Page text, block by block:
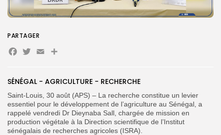
Search
for:
FR
SÉNÉGAL - AGRICULTURE - RECHERCHE
Saint-Louis, 30 août (APS) – La recherche constitue un levier
essentiel pour le développement de l’agriculture au Sénégal, a
rappelé vendredi Dr Dieynaba Sall, chargée de mission en
production végétale à la Direction scientifique de l’Institut
sénégalais de recherches agricoles (ISRA).
PARTAGER
Facebook
Twitter
EmailPartager